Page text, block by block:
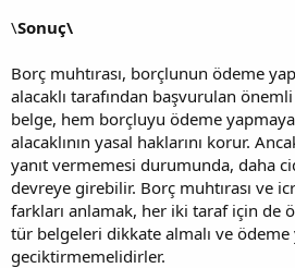
\Sonuç\
Borç muhtırası, borçlunun ödeme
alacaklı tarafından başvurulan
belge, hem borçluyu ödeme
alacaklının yasal haklarını korur.
yanıt vermemesi durumunda, daha
devreye girebilir. Borç muhtırası ve
farkları anlamak, her iki taraf için de
tür belgeleri dikkate almalı ve ödeme
geciktirmemelidirler.